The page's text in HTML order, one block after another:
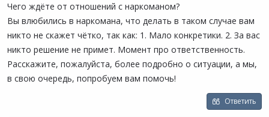
внешне очень привлекателен, талантлив. Что мне не очень
понравилось, он тоже курил траву.
Но тем не менее мы познакомились, стали общаться,
видеться без компании. В последствии я поняла, да и он не
скрывал, что мой Апполон зависимый, точнее сказать он
плотненько так торчит. Говорит, что это помогает ему писать
свои картины, без травы нет вдохновения и краски не ложатся
А я, к слову, не употребляю наркотики вообще, могу выпить
Чего ждёте от отношений с наркоманом?
Вы влюбились в наркомана, что делать в таком случае вам
никто не скажет чётко, так как: 1. Мало конкретики. 2. За вас
никто решение не примет. Момент про ответственность.
Расскажите, пожалуйста, более подробно о ситуации, а мы,
в свою очередь, попробуем вам помочь!
Ответить